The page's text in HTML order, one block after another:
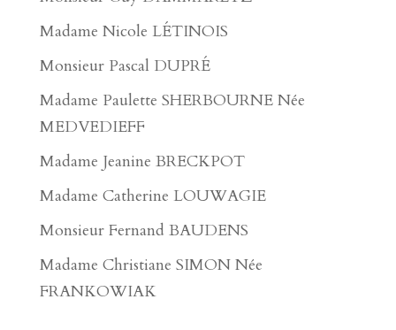
Madame Nicole LÉTINOIS
Monsieur Pascal DUPRÉ
Madame Paulette SHERBOURNE Née
MEDVEDIEFF
Madame Jeanine BRECKPOT
Madame Catherine LOUWAGIE
Monsieur Fernand BAUDENS
Madame Christiane SIMON Née
FRANKOWIAK